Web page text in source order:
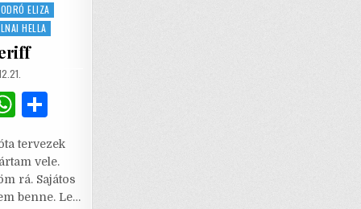
ELIZA
HELLA
W
at
s
ar
e
tervezek
vele.
rá. Sajátos
benne. Le…